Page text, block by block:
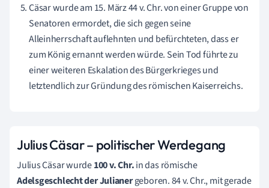
Cäsar wurde am 15. März 44 v. Chr. von einer Gruppe von
Senatoren ermordet, die sich gegen seine
Alleinherrschaft auflehnten und befürchteten, dass er
zum König ernannt werden würde. Sein Tod führte zu
einer weiteren Eskalation des Bürgerkrieges und
letztendlich zur Gründung des römischen Kaiserreichs.
Julius Cäsar – politischer Werdegang
Julius Cäsar wurde100 v. Chr.in das römische
Adelsgeschlecht der Julianergeboren. 84 v. Chr., mit gerade